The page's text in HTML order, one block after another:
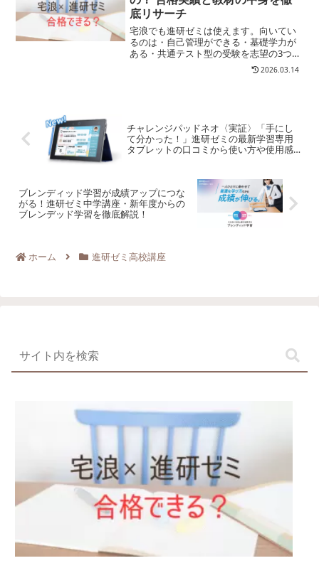
底リサーチ
宅浪でも進研ゼミは使えます。向いてい
るのは・自己管理ができる・基礎学力が
ある・共通テスト型の受験を志望の3つの
タイプここでは、宅浪で進研ゼミを使う
場合の合格実績や教材の中身、費用、向
2026.03.14
チャレンジパッドネオ〈実証〉「手にし
て分かった！」進研ゼミの最新学習専用
タブレットの口コミから使い方や使用感
ブレンディッド学習が成績アップにつな
がる！進研ゼミ中学講座・新年度からの
ブレンデッド学習を徹底解説！
ホーム 進研ゼミ高校講座